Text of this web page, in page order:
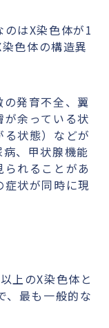
はX染色体が1
色体の構造異
発育不全、翼
余っている状
状態）などが
、甲状腺機能
れることがあ
状が同時に現
上のX染色体と
、最も一般的な